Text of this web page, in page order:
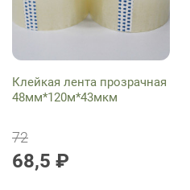
Клейкая лента прозрачная
48мм*120м*43мкм
68,5 ₽
72